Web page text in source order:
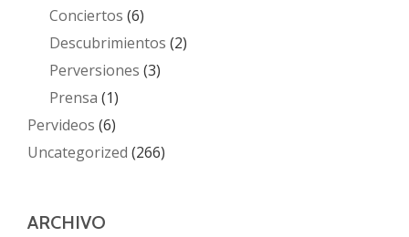
Conciertos (6)
Descubrimientos (2)
Perversiones (3)
Prensa (1)
Pervideos (6)
Uncategorized (266)
ARCHIVO